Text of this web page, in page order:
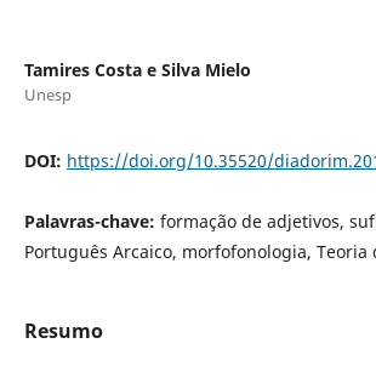
Tamires Costa e Silva Mielo
Unesp
DOI: https://doi.org/10.35520/
Palavras-chave: formação de adjetivos,
Português Arcaico, morfofonologia,
Resumo